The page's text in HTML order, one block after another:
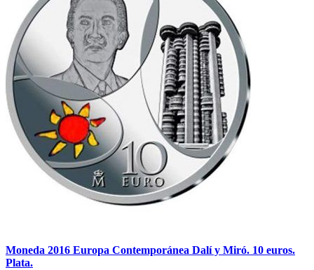
Moneda 2016 Europa Contemporánea Dalí y Miró. 10 euros.
Plata.